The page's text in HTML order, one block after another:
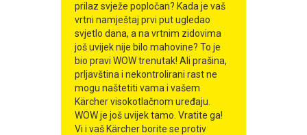
prilaz svježe popločan? Kada je vaš
vrtni namještaj prvi put ugledao
svjetlo dana, a na vrtnim zidovima
još uvijek nije bilo mahovine? To je
bio pravi WOW trenutak! Ali prašina,
prljavština i nekontrolirani rast ne
mogu naštetiti vama i vašem
Kärcher visokotlačnom uređaju.
WOW je još uvijek tamo. Vratite ga!
Vi i vaš Kärcher borite se protiv